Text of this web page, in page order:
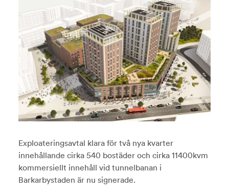
Exploateringsavtal klara för två nya kvarter
innehållande cirka 540 bostäder och cirka 11400kvm
kommersiellt innehåll vid tunnelbanan i
Barkarbystaden är nu signerade.